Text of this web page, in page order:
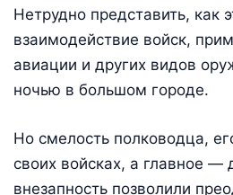
Нетрудно представить, как
взаимодействие войск,
авиации и других видов
ночью в большом городе.
Но смелость полководца,
своих войсках, а главное —
внезапность позволили